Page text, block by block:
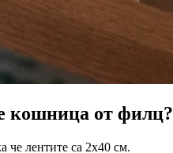
кошница от филц?
че лентите са 2х40 см.